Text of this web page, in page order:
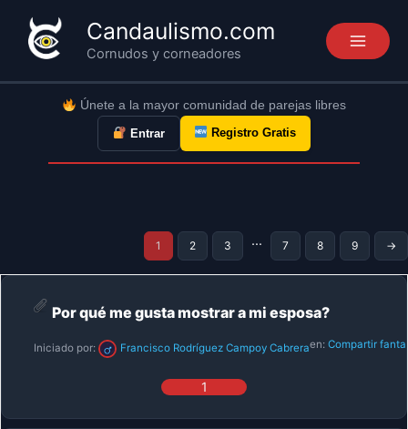
contenido
Candaulismo.com
Cornudos y corneadores
Únete a la mayor comunidad de parejas libres
Entrar Registro Gratis
1 2 3 … 7 8 9 →
Por qué me gusta mostrar a mi esposa?
Iniciado por: Francisco Rodríguez Campoy Cabreraen: Compartir
1